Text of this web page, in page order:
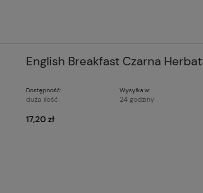
English Breakfast Czarna
Dostępność:
duża ilość
Wysyłka w:
24 godziny
17,20 zł